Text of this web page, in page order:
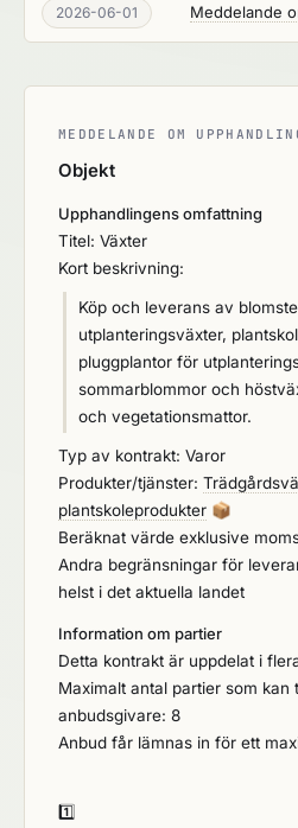
2026-06-01 Meddelande
MEDDELANDE OM
Objekt
Upphandlingens omfattning
Titel: Växter
Kort beskrivning:
Köp och leverans av
utplanteringsväxter,
pluggplantor för
sommarblommor och
och vegetationsmattor.
Typ av kontrakt: Varor
Produkter/tjänster:
plantskoleprodukter 📦
Beräknat värde exklusive
Andra begränsningar för
helst i det aktuella landet
Information om partier
Detta kontrakt är uppdelat i
Maximalt antal partier som kan
anbudsgivare: 8
Anbud får lämnas in för ett
1️⃣